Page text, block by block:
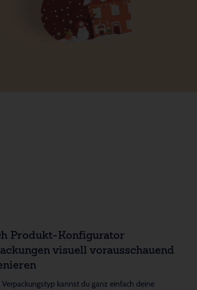
Produkt-Konfigurator
visuell vorausschauend
Verpackungstyp kannst du ganz einfach deine